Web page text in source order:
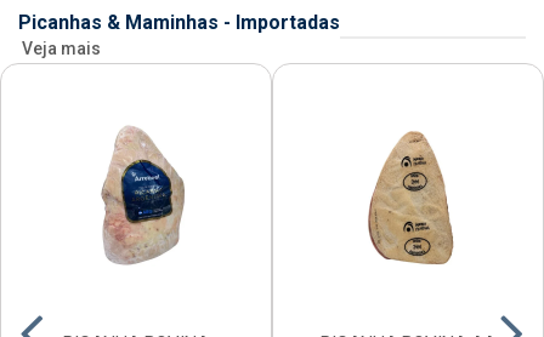
Picanhas & Maminhas - Importadas
Veja mais